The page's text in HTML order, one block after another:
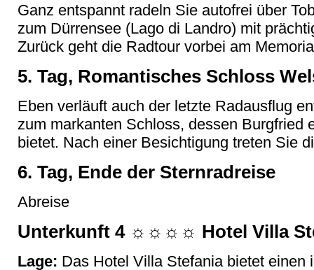
Ganz entspannt radeln Sie autofrei über
zum Dürrensee (Lago di Landro) mit
Zurück geht die Radtour vorbei am
5. Tag, Romantisches Schloss
Eben verläuft auch der letzte Radausflug
zum markanten Schloss, dessen Burgfried
bietet. Nach einer Besichtigung treten Sie
6. Tag, Ende der Sternradreise
Abreise
Unterkunft 4 ☼☼☼☼ Hotel Villa
Lage: Das Hotel Villa Stefania bietet